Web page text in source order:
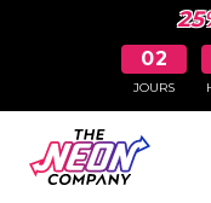
02
JOURS